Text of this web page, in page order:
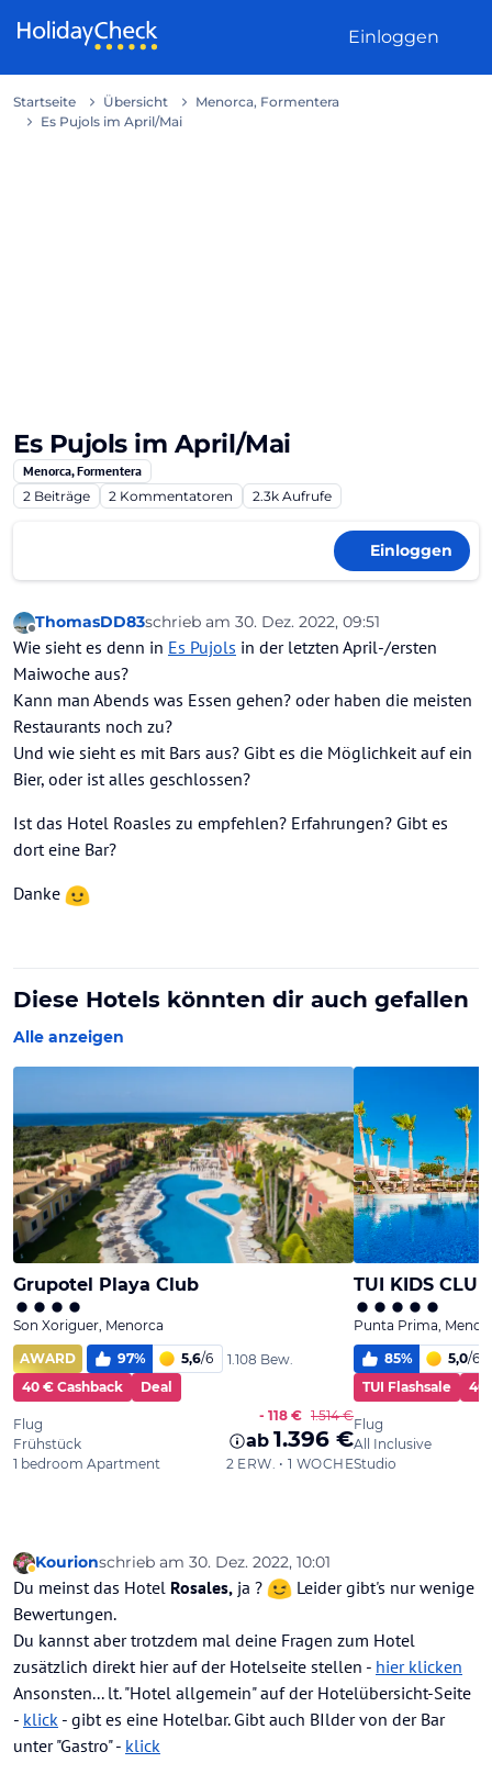
Einloggen
Startseite Übersicht
Menorca, Formentera
Es Pujols im April/Mai
Es Pujols im April/Mai
Menorca, Formentera
2 Beiträge 2 Kommentatoren 2.3k Aufrufe
Einloggen
Offline
ThomasDD83schrieb am 30. Dez. 2022, 09:51
zuletzt editiert von
Wie sieht es denn in Es Pujols in der letzten April-/ersten
Maiwoche aus?
Kann man Abends was Essen gehen? oder haben die meisten
Restaurants noch zu?
Und wie sieht es mit Bars aus? Gibt es die Möglichkeit auf ein
Bier, oder ist alles geschlossen?
Ist das Hotel Roasles zu empfehlen? Erfahrungen? Gibt es
dort eine Bar?
Danke
Abwesend
Kourionschrieb am 30. Dez. 2022, 10:01
zuletzt editiert von Kourion
Du meinst das Hotel Rosales, ja ?
Leider gibt's nur wenige
Bewertungen.
Du kannst aber trotzdem mal deine Fragen zum Hotel
zusätzlich direkt hier auf der Hotelseite stellen - hier klicken
Ansonsten... lt. "Hotel allgemein" auf der Hotelübersicht-Seite
- klick - gibt es eine Hotelbar. Gibt auch BIlder von der Bar
unter "Gastro" - klick